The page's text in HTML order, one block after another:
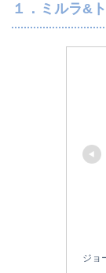
１．ミルラ&
ジョ